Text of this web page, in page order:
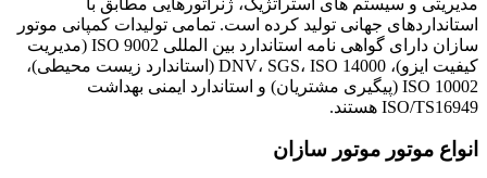
مدیریتی و سیستم های استراتژیک، ژنراتورهایی مطابق با
استانداردهای جهانی تولید کرده است. تمامی تولیدات کمپانی موتور
سازان دارای گواهی نامه استاندارد بین المللی ISO 9002 (مدیریت
کیفیت ایزو)، DNV، SGS، ISO 14000 (استاندارد زیست محیطی)،
ISO 10002 (پیگیری مشتریان) و استاندارد ایمنی بهداشت
ISO/TS16949 هستند.
انواع موتور موتور سازان